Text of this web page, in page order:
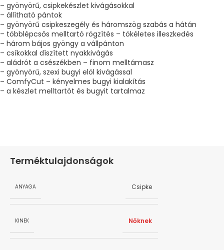
– gyönyörű, csipkekészlet kivágásokkal
– állítható pántok
– gyönyörű csipkeszegély és háromszög szabás a hátán
– többlépcsős melltartó rögzítés – tökéletes illeszkedés
– három bájos gyöngy a vállpánton
– csíkokkal díszített nyakkivágás
– aládrót a csészékben – finom melltámasz
– gyönyörű, szexi bugyi elöl kivágással
– ComfyCut – kényelmes bugyi kialakítás
– a készlet melltartót és bugyit tartalmaz
Terméktulajdonságok
ANYAGA Csipke
KINEK Nőknek